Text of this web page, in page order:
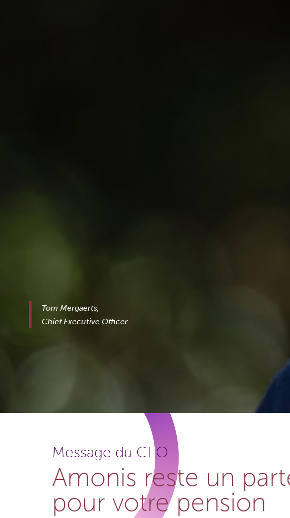
Tom Mergaerts,
Chief Executive Officer
Message du CEO
Amonis reste un
pour votre pension